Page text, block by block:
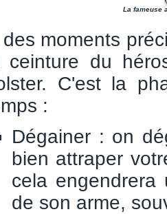
La fameuse
moments
ceinture du
C'est la
:
Dégainer : on
bien attraper
cela engendrera
de son arme,